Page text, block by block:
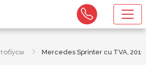
Mercedes Sprinter cu TVA,